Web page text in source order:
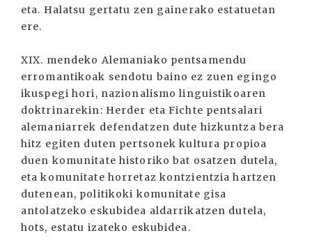
eta. Halatsu gertatu zen gainerako estatuetan
ere.
XIX. mendeko Alemaniako pentsamendu
erromantikoak sendotu baino ez zuen egingo
ikuspegi hori, nazionalismo linguistikoaren
doktrinarekin: Herder eta Fichte pentsalari
alemaniarrek defendatzen dute hizkuntza bera
hitz egiten duten pertsonek kultura propioa
duen komunitate historiko bat osatzen dutela,
eta komunitate horretaz kontzientzia hartzen
dutenean, politikoki komunitate gisa
antolatzeko eskubidea aldarrikatzen dutela,
hots, estatu izateko eskubidea.